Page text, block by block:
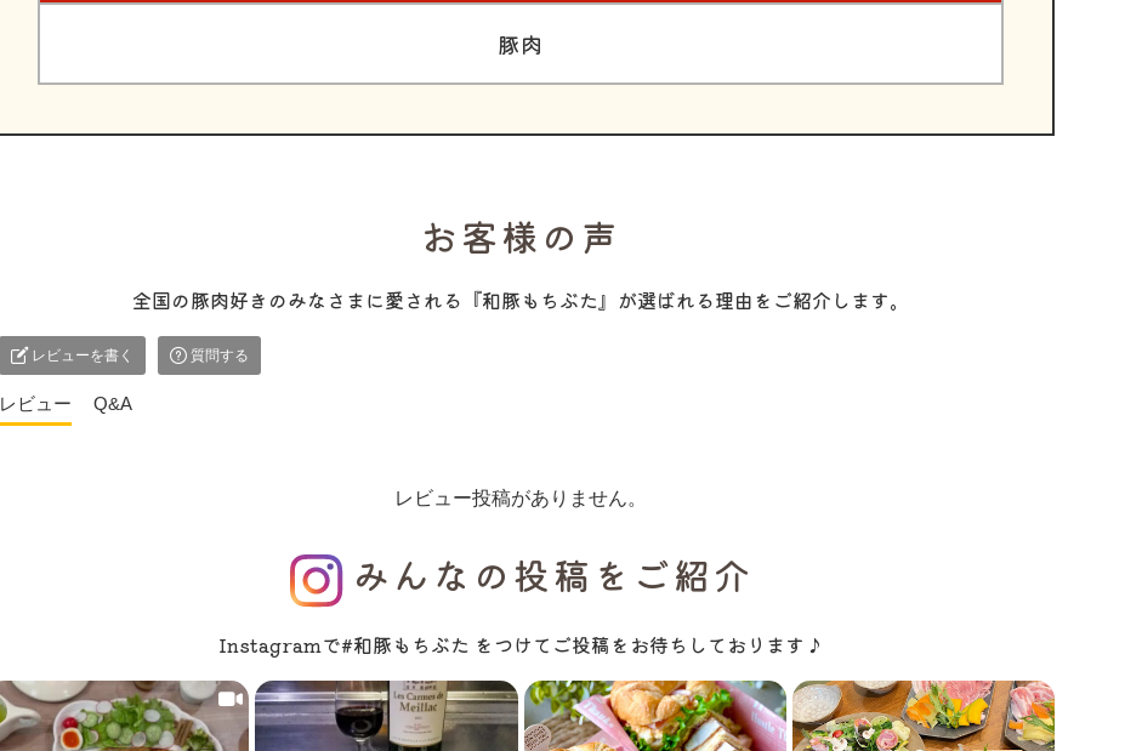
豚肉
お客様の声
全国の豚肉好きのみなさまに愛される『和豚もちぶた』が選ばれる理由をご紹介します。
レビューを書く 質問する
レビュー Q&A
レビュー投稿がありません。
みんなの投稿をご紹介
Instagramで#和豚もちぶた をつけてご投稿をお待ちしております♪